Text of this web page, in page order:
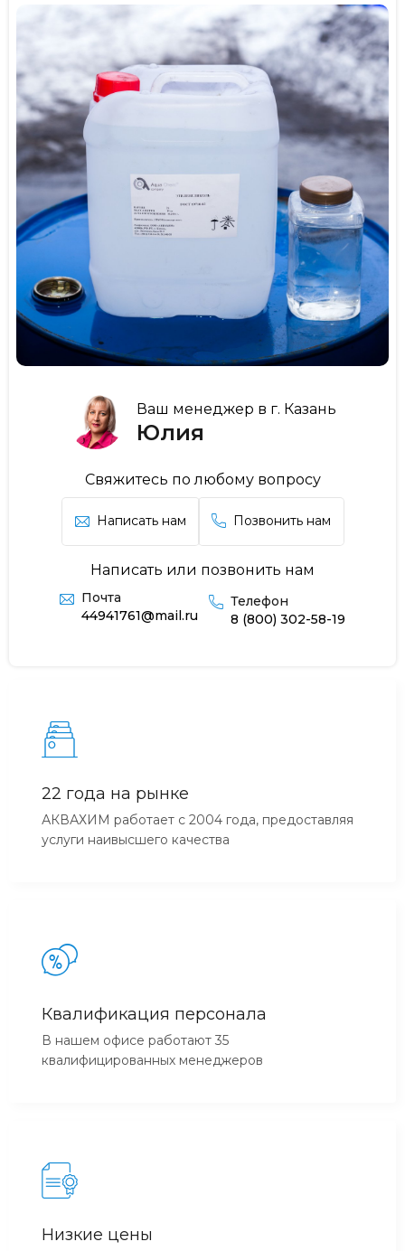
Ваш менеджер в г. Казань
Юлия
Свяжитесь по любому вопросу
Написать нам Позвонить нам
Написать или позвонить нам
Почта
44941761@mail.ru
Телефон
8 (800) 302-58-19
22 года на рынке
АКВАХИМ работает с 2004 года, предоставляя
услуги наивысшего качества
Квалификация персонала
В нашем офисе работают 35
квалифицированных менеджеров
Низкие цены